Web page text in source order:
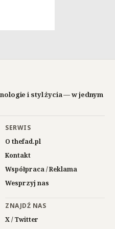
i styl życia — w jednym
SERWIS
O thefad.pl
Kontakt
Współpraca / Reklama
Wesprzyj nas
ZNAJDŹ NAS
X / Twitter